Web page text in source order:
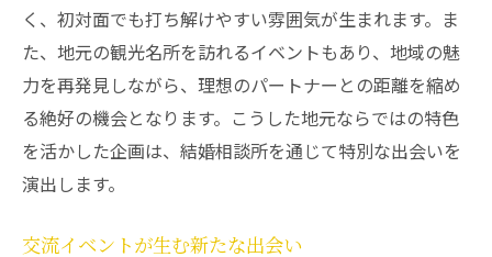
く、初対面でも打ち解けやすい雰囲気が生まれます。ま
た、地元の観光名所を訪れるイベントもあり、地域の魅
力を再発見しながら、理想のパートナーとの距離を縮め
る絶好の機会となります。こうした地元ならではの特色
を活かした企画は、結婚相談所を通じて特別な出会いを
演出します。
交流イベントが生む新たな出会い